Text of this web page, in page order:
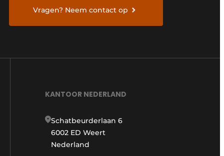
Vragen? Neem contact op
KANTOOR NEDERLAND
Schatbeurderlaan 6
6002 ED Weert
Nederland